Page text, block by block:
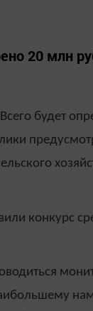
20 млн
будет
конкурс